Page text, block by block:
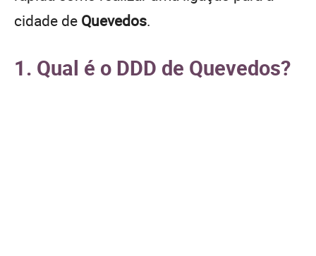
cidade de Quevedos.
1. Qual é o DDD de Quevedos?